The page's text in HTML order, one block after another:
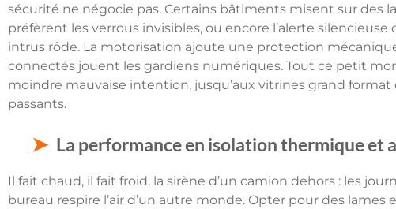
sécurité ne négocie pas. Certains bâtiments misent sur des
préfèrent les verrous invisibles, ou encore l’alerte
intrus rôde. La motorisation ajoute une protection
connectés jouent les gardiens numériques. Tout ce petit
moindre mauvaise intention, jusqu’aux vitrines grand
passants.
La performance en isolation thermique et
Il fait chaud, il fait froid, la sirène d’un camion dehors : les
bureau respire l’air d’un autre monde. Opter pour des lames